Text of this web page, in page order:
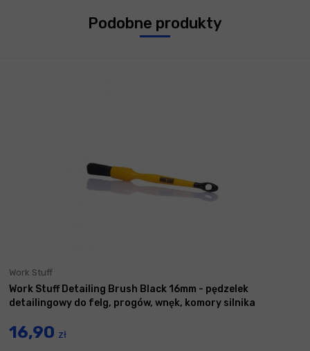
Podobne produkty
Work Stuff
Work Stuff Detailing Brush Black 16mm - pędzelek
detailingowy do felg, progów, wnęk, komory silnika
16,90 zł